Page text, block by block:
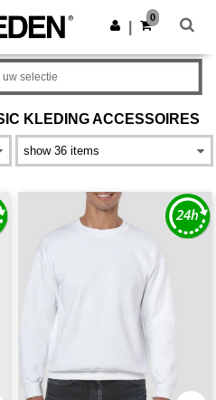
Download app
0
KLEDING ACCESSOIRES
uw selectie